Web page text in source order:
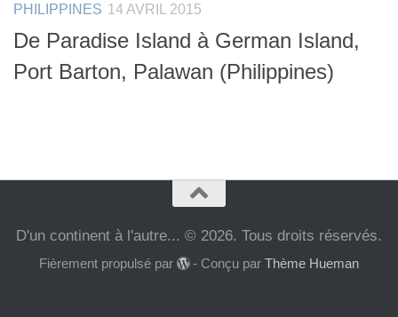
PHILIPPINES 14 AVRIL 2015
De Paradise Island à German Island,
Port Barton, Palawan (Philippines)
D'un continent à l'autre... © 2026. Tous droits réservés.
Fièrement propulsé par - Conçu parThème Hueman